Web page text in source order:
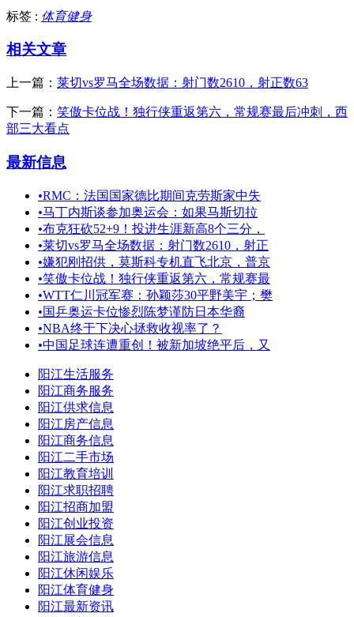
标签 : 体育健身
相关文章
上一篇： 莱切vs罗马全场数据：射门数2610，射正数63
下一篇： 笑傲卡位战！独行侠重返第六，常规赛最后冲刺，西
部三大看点
最新信息
•RMC：法国国家德比期间克劳斯家中失
•马丁内斯谈参加奥运会：如果马斯切拉
•布克狂砍52+9！投进生涯新高8个三分，
•莱切vs罗马全场数据：射门数2610，射正
•嫌犯刚招供，莫斯科专机直飞北京，普京
•笑傲卡位战！独行侠重返第六，常规赛最
•WTT仁川冠军赛：孙颖莎30平野美宇；樊
•国乒奥运卡位惨烈陈梦谨防日本华裔
•NBA终于下决心拯救收视率了？
•中国足球连遭重创！被新加坡绝平后，又
阳江生活服务
阳江商务服务
阳江供求信息
阳江房产信息
阳江商务信息
阳江二手市场
阳江教育培训
阳江求职招聘
阳江招商加盟
阳江创业投资
阳江展会信息
阳江旅游信息
阳江休闲娱乐
阳江体育健身
阳江最新资讯